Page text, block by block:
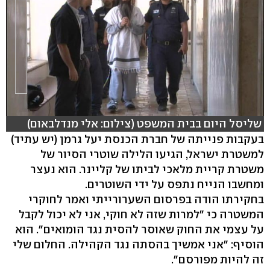
שליסל היום בבית המשפט (צילום: אלי מנדלבאום)
בעקבות פנייתה של חברת הכנסת יעל גרמן (יש עתיד)
למשטרת ישראל, הגיעו הלילה שוטרי הסיור של
משטרת קריית מלאכי לביתו של קליינר. הוא נעצר
ומחשבו הנייח נתפס על ידי השוטרים.
בחקירתו הודה בפרסום השערורייתי ואמר לחוקרי
המשטרה כי "למרות שזה לא חוקי, אני לא יכול לקבל
על עצמי את החוק שאוסר להסית נגד הומואים". הוא
הוסיף: "אני אמשיך בהסתה נגד הקהילה. החלום שלי
זה להיות מפורסם".